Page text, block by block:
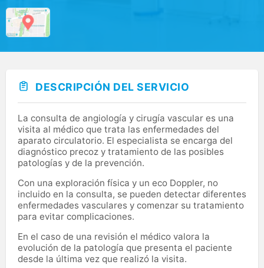
DESCRIPCIÓN DEL SERVICIO
La consulta de angiología y cirugía vascular es una
visita al médico que trata las enfermedades del
aparato circulatorio. El especialista se encarga del
diagnóstico precoz y tratamiento de las posibles
patologías y de la prevención.
Con una exploración física y un eco Doppler, no
incluido en la consulta, se pueden detectar diferentes
enfermedades vasculares y comenzar su tratamiento
para evitar complicaciones.
En el caso de una revisión el médico valora la
evolución de la patología que presenta el paciente
desde la última vez que realizó la visita.